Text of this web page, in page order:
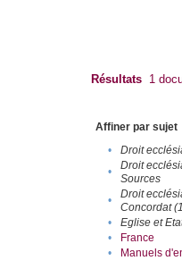
Résultats 1
Affiner par sujet
•
Droit
•
Droit
Sources
•
Droit
Concordat
• Eglise et
•
France
•
Manuels